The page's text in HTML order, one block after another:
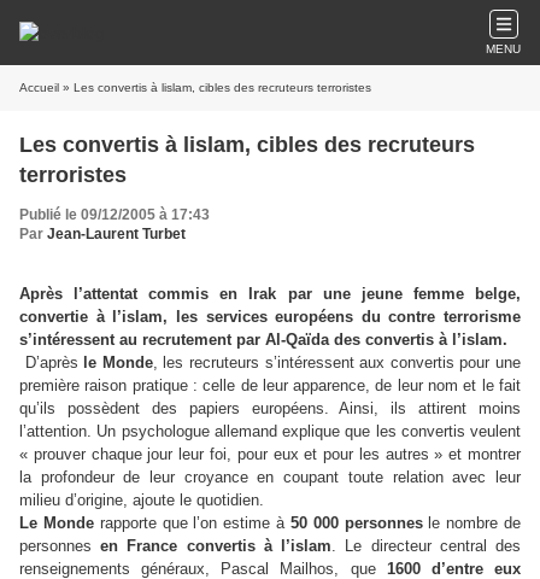
MENU
Accueil » Les convertis à lislam, cibles des recruteurs terroristes
Les convertis à lislam, cibles des recruteurs
terroristes
Publié le 09/12/2005 à 17:43
Par Jean-Laurent Turbet
Après l’attentat commis en Irak par une jeune femme belge,
convertie à l’islam, les services européens du contre terrorisme
s’intéressent au recrutement par Al-Qaïda des convertis à l’islam.
D’après le Monde, les recruteurs s’intéressent aux convertis pour une
première raison pratique : celle de leur apparence, de leur nom et le fait
qu’ils possèdent des papiers européens. Ainsi, ils attirent moins
l’attention. Un psychologue allemand explique que les convertis veulent
« prouver chaque jour leur foi, pour eux et pour les autres » et montrer
la profondeur de leur croyance en coupant toute relation avec leur
milieu d’origine, ajoute le quotidien.
Le Monderapporte que l’on estime à 50 000 personnesle nombre de
personnesen France convertis à l’islam. Le directeur central des
renseignements généraux, Pascal Mailhos, que 1600 d’entre eux